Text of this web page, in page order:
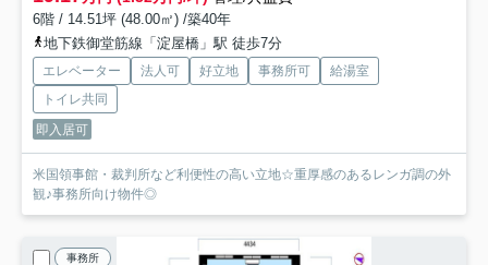
6階 / 14.51坪 (48.00㎡) /築40年
地下鉄御堂筋線「淀屋橋」駅 徒歩7分
エレベーター 法人可 好立地 事務所可
給湯室
トイレ共同
即入居可
米国領事館・裁判所など利便性の高い立地☆重厚感のあるレンガ調の外
観♪事務所向け物件◎
事務所